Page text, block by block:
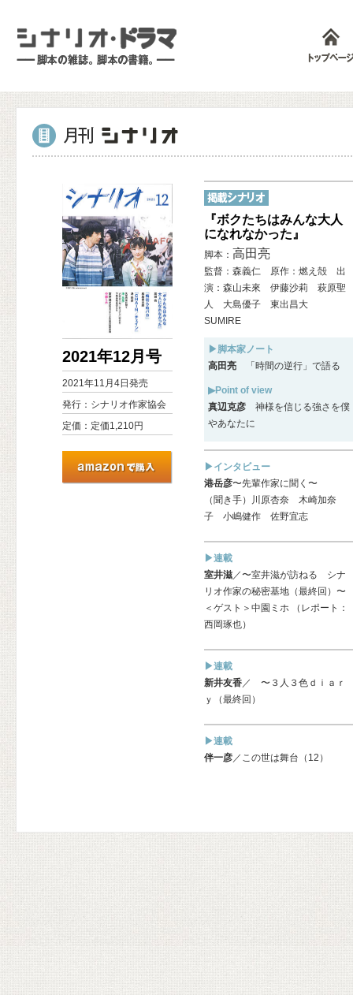
『ボクたちはみんな大人
になれなかった』
脚本： 高田亮
監督：森義仁 原作：燃え殻 出
演：森山未來 伊藤沙莉 萩原聖
人 大島優子 東出昌大
SUMIRE
▶脚本家ノート
高田亮 「時間の逆行」で語る
▶Point of view
真辺克彦 神様を信じる強さを僕
やあなたに
▶インタビュー
港岳彦〜先輩作家に聞く〜
（聞き手）川原杏奈 木崎加奈
子 小嶋健作 佐野宜志
▶連載
室井滋／〜室井滋が訪ねる シナ
リオ作家の秘密基地（最終回）〜
＜ゲスト＞中園ミホ （レポート：
西岡琢也）
▶連載
新井友香／ 〜３人３色ｄｉａｒ
ｙ（最終回）
▶連載
伴一彦／この世は舞台（12）
2021年12月号
2021年11月4日発売
発行：シナリオ作家協会
定価：定価1,210円